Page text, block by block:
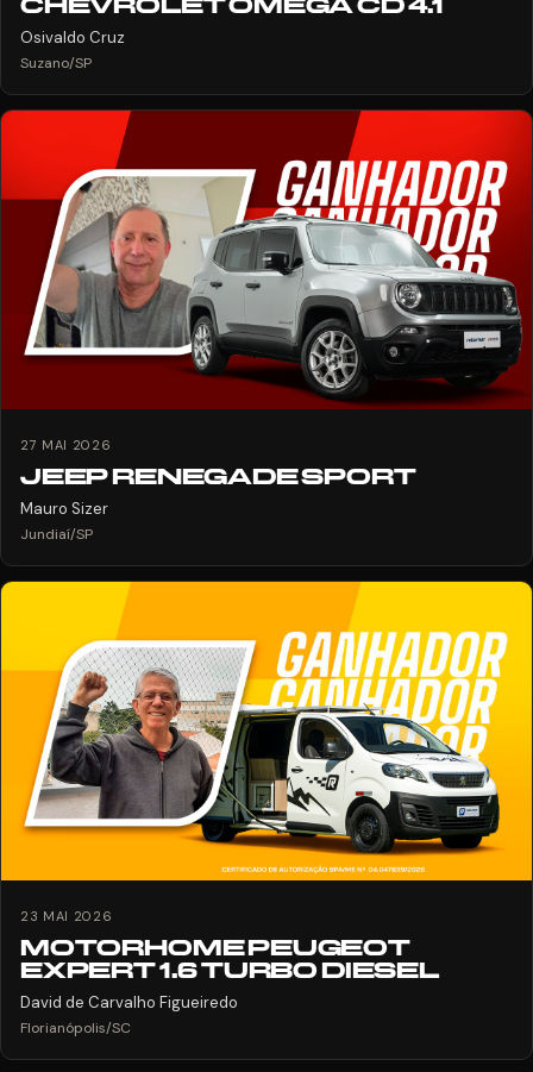
CHEVROLET OMEGA CD 4.1
Osivaldo Cruz
Suzano/SP
27 MAI 2026
JEEP RENEGADE SPORT
Mauro Sizer
Jundiaí/SP
23 MAI 2026
MOTORHOME PEUGEOT
EXPERT 1.6 TURBO DIESEL
David de Carvalho Figueiredo
Florianópolis/SC